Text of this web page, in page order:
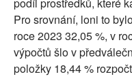
Pro srovnání, loni to
roce 2023 32,05 %, v
výpočtů šlo v
položky 18,44 %